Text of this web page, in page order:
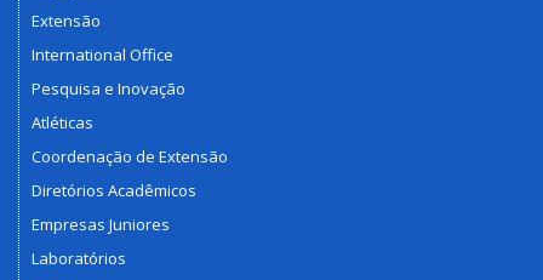
Extensão
International Office
Pesquisa e Inovação
Atléticas
Coordenação de Extensão
Diretórios Acadêmicos
Empresas Juniores
Laboratórios